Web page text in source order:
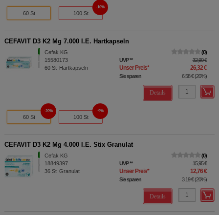
60 St 100 St
10%
CEFAVIT D3 K2 Mg 7.000 I.E. Hartkapseln
Cefak KG
15580173
60 St Hartkapseln
0
UVP** 32,90 €
Unser Preis* 26,32 €
Sie sparen 6,58 €(20%)
Details
60 St
20%
100 St
9%
CEFAVIT D3 K2 Mg 4.000 I.E. Stix Granulat
Cefak KG
18849397
36 St Granulat
0
UVP** 15,95 €
Unser Preis* 12,76 €
Sie sparen 3,19 €(20%)
Details